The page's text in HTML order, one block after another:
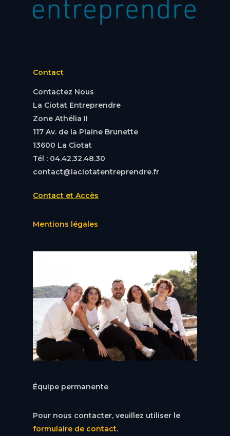
Contact
Contactez Nous
La Ciotat Entreprendre
Zone Athélia II
117 Av. de la Plaine Brunette
13600 La Ciotat
Tél : 04.42.32.48.30
contact@laciotatentreprendre.fr
Contact et Accès
Mentions légales
Équipe permanente
Pour nous contacter, veuillez utiliser le
formulaire de contact.